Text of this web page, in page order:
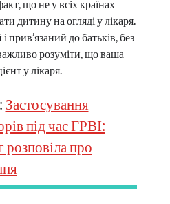
що не у всіх країнах
дитину на огляді у лікаря.
до батьків, без
розуміти, що ваша
у лікаря.
Застосування
під час ГРВІ:
розповіла про